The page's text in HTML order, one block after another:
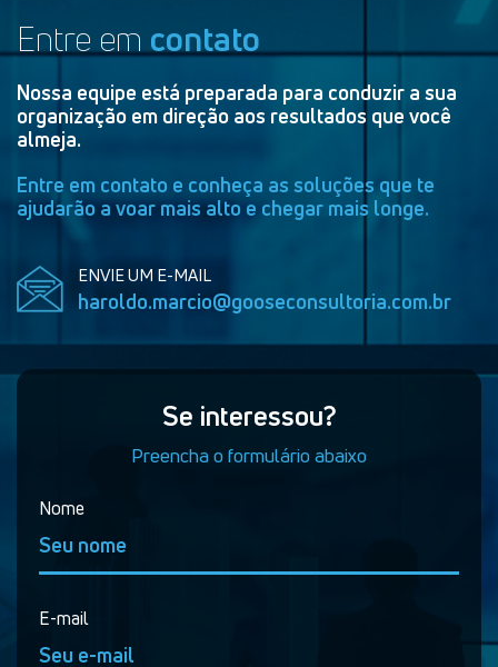
Entre em contato
Nossa equipe está preparada para conduzir a sua
organização em direção aos resultados que você
almeja.
Entre em contato e conheça as soluções que te
ajudarão a voar mais alto e chegar mais longe.
ENVIE UM E-MAIL
haroldo.marcio@gooseconsultoria.com.br
Se interessou?
Preencha o formulário abaixo
Nome
E-mail